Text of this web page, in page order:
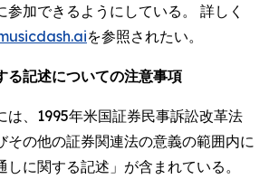
参加できるようにしている。 詳しく
を参照されたい。
る記述についての注意事項
は、1995年米国証券民事訴訟改革法
その他の証券関連法の意義の範囲内に
に関する記述」が含まれている。